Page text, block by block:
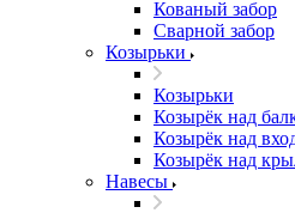
Кованый забор
Сварной забор
Козырьки
Козырьки
Козырёк над
Козырёк над
Козырёк над
Навесы